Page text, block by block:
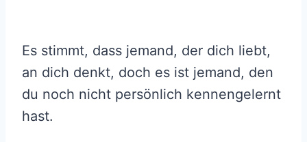
Es stimmt, dass jemand, der dich liebt,
an dich denkt, doch es ist jemand, den
du noch nicht persönlich kennengelernt
hast.